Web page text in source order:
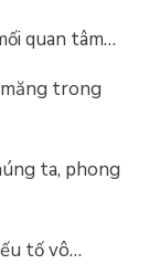
quan tâm…
trong
ta, phong
tố vô…